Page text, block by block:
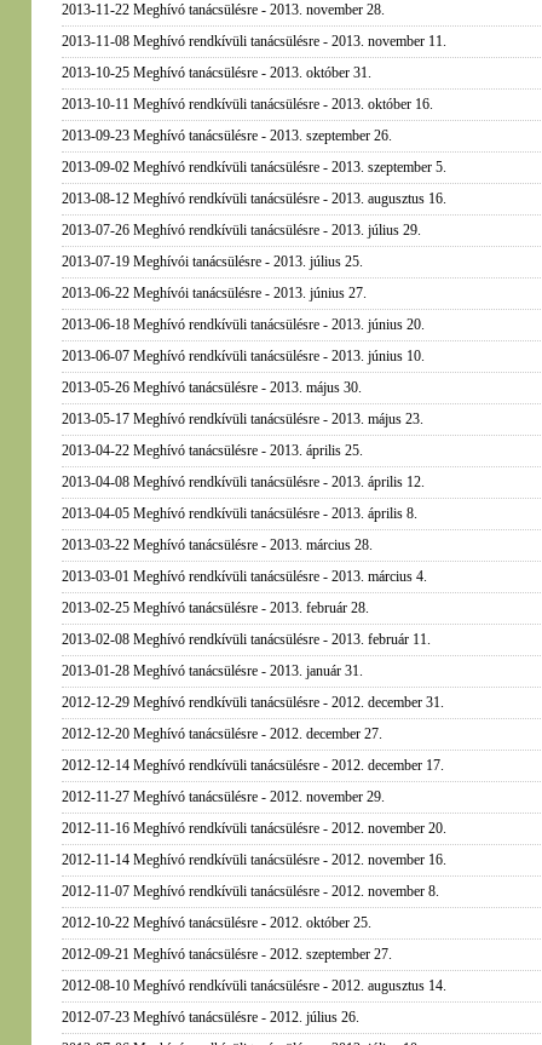
2013-11-22 Meghívó tanácsülésre - 2013. november 28.
2013-11-08 Meghívó rendkívüli tanácsülésre - 2013. november 11.
2013-10-25 Meghívó tanácsülésre - 2013. október 31.
2013-10-11 Meghívó rendkívüli tanácsülésre - 2013. október 16.
2013-09-23 Meghívó tanácsülésre - 2013. szeptember 26.
2013-09-02 Meghívó rendkívüli tanácsülésre - 2013. szeptember 5.
2013-08-12 Meghívó rendkívüli tanácsülésre - 2013. augusztus 16.
2013-07-26 Meghívó rendkívüli tanácsülésre - 2013. július 29.
2013-07-19 Meghívói tanácsülésre - 2013. július 25.
2013-06-22 Meghívói tanácsülésre - 2013. június 27.
2013-06-18 Meghívó rendkívüli tanácsülésre - 2013. június 20.
2013-06-07 Meghívó rendkívüli tanácsülésre - 2013. június 10.
2013-05-26 Meghívó tanácsülésre - 2013. május 30.
2013-05-17 Meghívó rendkívüli tanácsülésre - 2013. május 23.
2013-04-22 Meghívó tanácsülésre - 2013. április 25.
2013-04-08 Meghívó rendkívüli tanácsülésre - 2013. április 12.
2013-04-05 Meghívó rendkívüli tanácsülésre - 2013. április 8.
2013-03-22 Meghívó tanácsülésre - 2013. március 28.
2013-03-01 Meghívó rendkívüli tanácsülésre - 2013. március 4.
2013-02-25 Meghívó tanácsülésre - 2013. február 28.
2013-02-08 Meghívó rendkívüli tanácsülésre - 2013. február 11.
2013-01-28 Meghívó tanácsülésre - 2013. január 31.
2012-12-29 Meghívó rendkívüli tanácsülésre - 2012. december 31.
2012-12-20 Meghívó tanácsülésre - 2012. december 27.
2012-12-14 Meghívó rendkívüli tanácsülésre - 2012. december 17.
2012-11-27 Meghívó tanácsülésre - 2012. november 29.
2012-11-16 Meghívó rendkívüli tanácsülésre - 2012. november 20.
2012-11-14 Meghívó rendkívüli tanácsülésre - 2012. november 16.
2012-11-07 Meghívó rendkívüli tanácsülésre - 2012. november 8.
2012-10-22 Meghívó tanácsülésre - 2012. október 25.
2012-09-21 Meghívó tanácsülésre - 2012. szeptember 27.
2012-08-10 Meghívó rendkívüli tanácsülésre - 2012. augusztus 14.
2012-07-23 Meghívó tanácsülésre - 2012. július 26.